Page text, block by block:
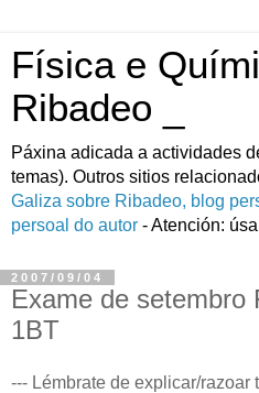
Física e
Ribadeo _
Páxina adicada a actividades
temas). Outros sitios
Galiza sobre Ribadeo, blog
persoal do autor - Atención:
2007/09/04
Exame de
1BT
--- Lémbrate de explicar/razoar